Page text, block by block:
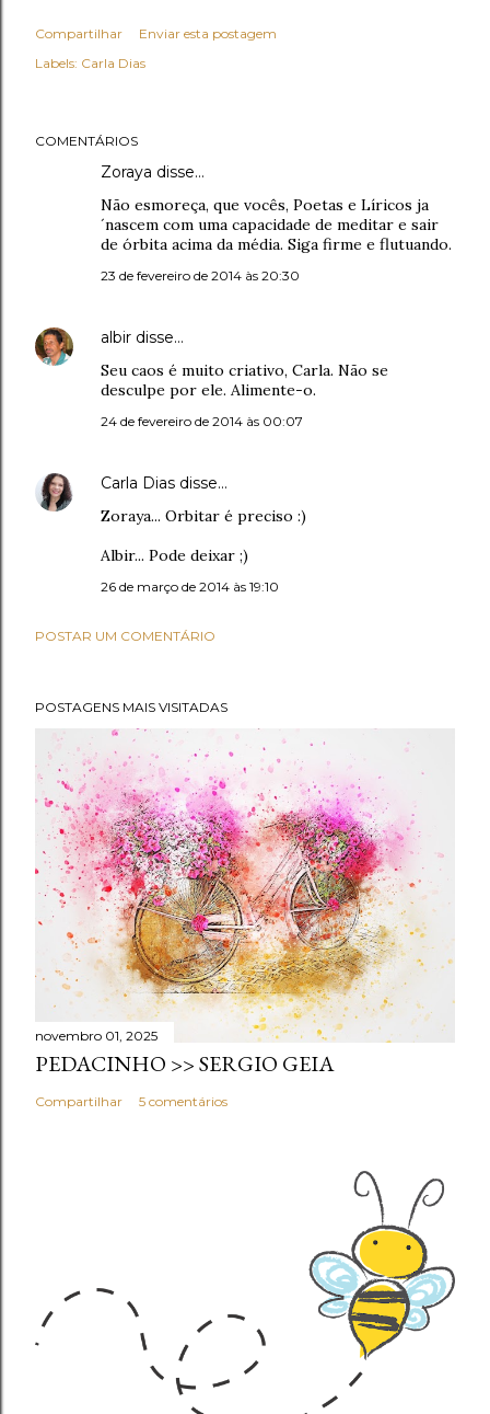
Compartilhar
Enviar esta postagem
Labels: Carla Dias
COMENTÁRIOS
Zoraya disse…
Não esmoreça, que vocês, Poetas e Líricos ja
´nascem com uma capacidade de meditar e sair
de órbita acima da média. Siga firme e flutuando.
23 de fevereiro de 2014 às 20:30
albir disse…
Seu caos é muito criativo, Carla. Não se
desculpe por ele. Alimente-o.
24 de fevereiro de 2014 às 00:07
Carla Dias disse…
Zoraya... Orbitar é preciso :)
Albir... Pode deixar ;)
26 de março de 2014 às 19:10
POSTAR UM COMENTÁRIO
POSTAGENS MAIS VISITADAS
novembro 01, 2025
PEDACINHO >> SERGIO GEIA
Compartilhar 5 comentários